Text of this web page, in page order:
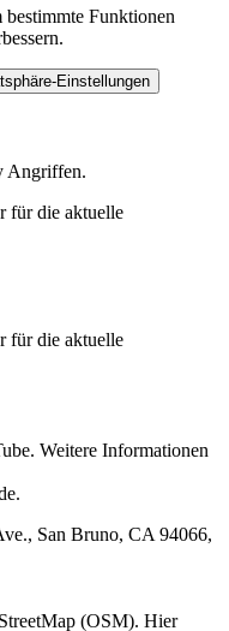
Funktionen
Einstellungen
Angriffen.
für die aktuelle
für die aktuelle
Weitere Informationen
San Bruno, CA 94066,
(OSM). Hier